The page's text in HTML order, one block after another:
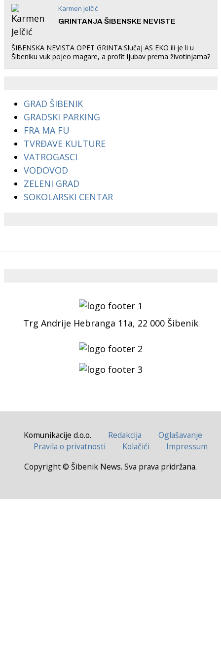
Karmen Jelčić
GRINTANJA ŠIBENSKE NEVISTE
ŠIBENSKA NEVISTA OPET GRINTA:Slučaj AS EKO ili je li u
Šibeniku vuk pojeo magare, a profit ljubav prema životinjama?
GRAD ŠIBENIK
GRADSKI PARKING
FRA MA FU
TVRĐAVE KULTURE
VATROGASCI
VODOVOD
ZELENI GRAD
SOKOLARSKI CENTAR
Trg Andrije Hebranga 11a, 22 000 Šibenik
Komunikacije d.o.o. Redakcija
Oglašavanje
Pravila o privatnosti
Kolačići
Impressum
Copyright © Šibenik News. Sva prava pridržana.